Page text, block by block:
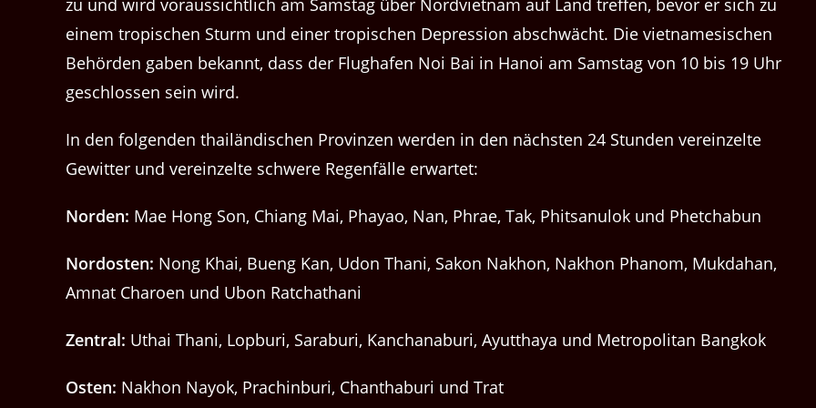
zu und wird voraussichtlich am Samstag über Nordvietnam auf Land treffen, bevor er sich zu
einem tropischen Sturm und einer tropischen Depression abschwächt. Die vietnamesischen
Behörden gaben bekannt, dass der Flughafen Noi Bai in Hanoi am Samstag von 10 bis 19 Uhr
geschlossen sein wird.
In den folgenden thailändischen Provinzen werden in den nächsten 24 Stunden vereinzelte
Gewitter und vereinzelte schwere Regenfälle erwartet:
Norden: Mae Hong Son, Chiang Mai, Phayao, Nan, Phrae, Tak, Phitsanulok und Phetchabun
Nordosten: Nong Khai, Bueng Kan, Udon Thani, Sakon Nakhon, Nakhon Phanom, Mukdahan,
Amnat Charoen und Ubon Ratchathani
Zentral: Uthai Thani, Lopburi, Saraburi, Kanchanaburi, Ayutthaya und Metropolitan Bangkok
Osten: Nakhon Nayok, Prachinburi, Chanthaburi und Trat